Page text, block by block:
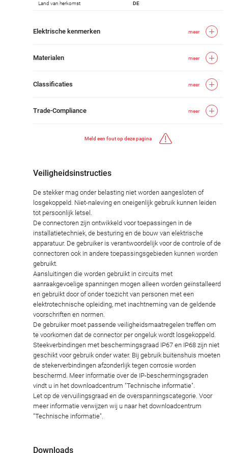
Land van herkomst DE
Elektrische kenmerken meer
Materialen meer
Classificaties meer
Trade-Compliance meer
Meld een fout op deze pagina
Veiligheidsinstructies
De stekker mag onder belasting niet worden aangesloten of
losgekoppeld. Niet-naleving en oneigenlijk gebruik kunnen leiden
tot persoonlijk letsel.
De connectoren zijn ontwikkeld voor toepassingen in de
installatietechniek, de besturing en de bouw van elektrische
apparatuur. De gebruiker is verantwoordelijk voor de controle of de
connectoren ook in andere toepassingsgebieden kunnen worden
gebruikt.
Aansluitingen die worden gebruikt in circuits met
aanraakgevoelige spanningen mogen alleen worden geïnstalleerd
en gebruikt door of onder toezicht van personen met een
elektrotechnische opleiding, met inachtneming van de geldende
voorschriften en normen.
De gebruiker moet passende veiligheidsmaatregelen treffen om
te voorkomen dat de connector per ongeluk wordt losgekoppeld.
Steekverbindingen met beschermingsgraad IP67 en IP68 zijn niet
geschikt voor gebruik onder water. Bij gebruik buitenshuis moeten
de stekerverbindingen afzonderlijk tegen corrosie worden
beschermd. Meer informatie over de IP-beschermingsgraden
vindt u in het downloadcentrum "Technische informatie".
Let op de vervuilingsgraad en de overspanningscategorie. Voor
meer informatie verwijzen wij u naar het downloadcentrum
"Technische informatie".
Downloads